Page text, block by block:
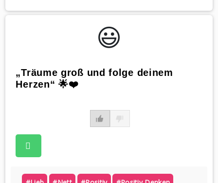
😃️
„Träume groß und folge deinem
Herzen“ 🌟❤️